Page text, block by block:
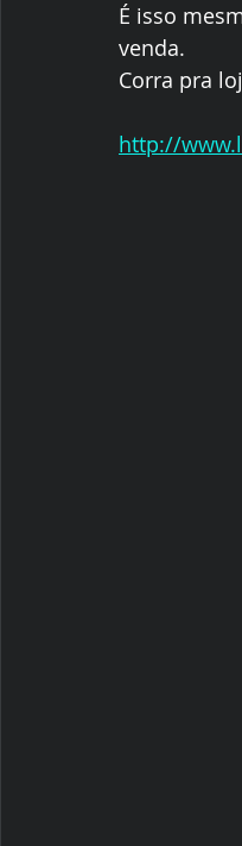
É isso
venda.
Corra pra
http://